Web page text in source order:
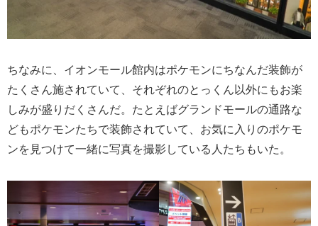
ちなみに、イオンモール館内はポケモンにちなんだ装飾が
たくさん施されていて、それぞれのとっくん以外にもお楽
しみが盛りだくさんだ。たとえばグランドモールの通路な
どもポケモンたちで装飾されていて、お気に入りのポケモ
ンを見つけて一緒に写真を撮影している人たちもいた。